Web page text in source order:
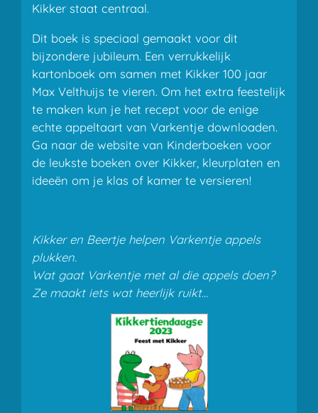
Kikker staat centraal.
Dit boek is speciaal gemaakt voor dit
bijzondere jubileum. Een verrukkelijk
kartonboek om samen met Kikker 100 jaar
Max Velthuijs te vieren. Om het extra feestelijk
te maken kun je het recept voor de enige
echte appeltaart van Varkentje downloaden.
Ga naar de website van Kinderboeken voor
de leukste boeken over Kikker, kleurplaten en
ideeën om je klas of kamer te versieren!
Kikker en Beertje helpen Varkentje appels
plukken.
Wat gaat Varkentje met al die appels doen?
Ze maakt iets wat heerlijk ruikt...